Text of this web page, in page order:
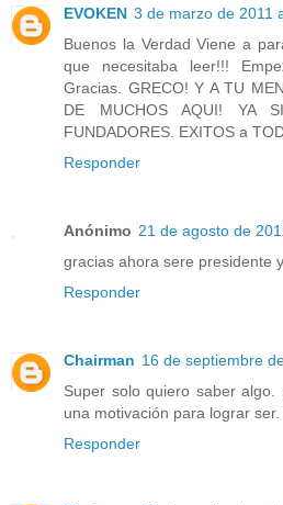
EVOKEN 3 de marzo de 2011
Buenos la Verdad Viene a
que necesitaba leer!!!
Gracias. GRECO! Y A TU
DE MUCHOS AQUI! YA
FUNDADORES. EXITOS a
Responder
Anónimo 21 de agosto de
gracias ahora sere presidente
Responder
Chairman 16 de septiembre
Super solo quiero saber
una motivación para lograr
Responder